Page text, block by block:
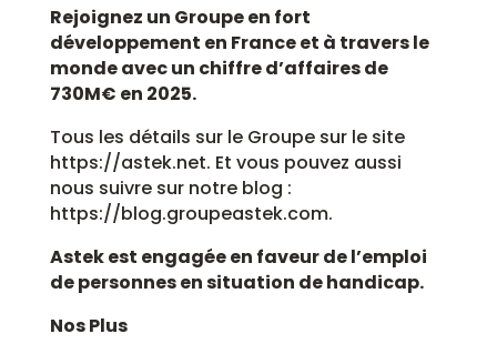
Rejoignez un Groupe en fort
développement en France et à travers le
monde avec un chiffre d’affaires de
730M€ en 2025.
Tous les détails sur le Groupe sur le site
https://astek.net. Et vous pouvez aussi
nous suivre sur notre blog :
https://blog.groupeastek.com.
Astek est engagée en faveur de l’emploi
de personnes en situation de handicap.
Nos Plus